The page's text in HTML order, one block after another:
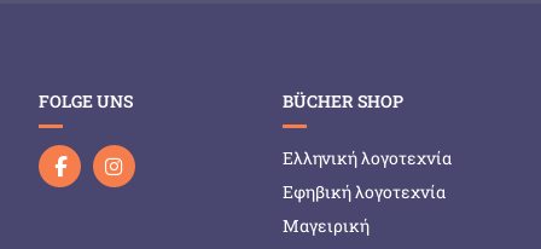
FOLGE UNS BÜCHER SHOP
Ελληνική λογοτεχνία
Εφηβική λογοτεχνία
Μαγειρική